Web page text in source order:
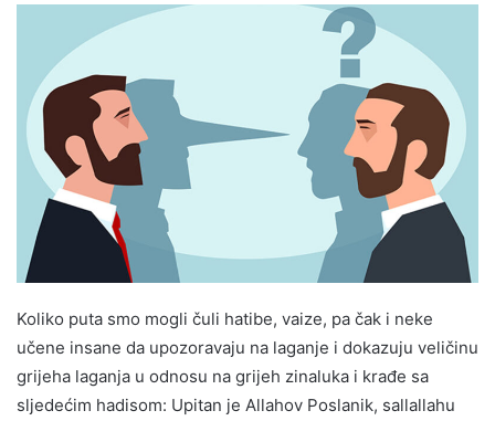
Koliko puta smo mogli čuli hatibe, vaize, pa čak i neke
učene insane da upozoravaju na laganje i dokazuju veličinu
grijeha laganja u odnosu na grijeh zinaluka i krađe sa
sljedećim hadisom: Upitan je Allahov Poslanik, sallallahu